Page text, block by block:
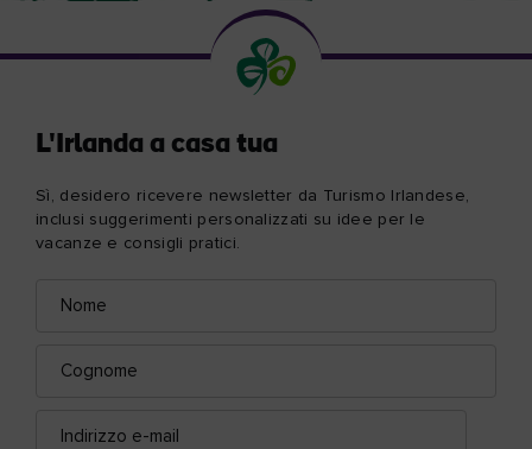
L'Irlanda a casa tua
Sì, desidero ricevere newsletter da Turismo Irlandese,
inclusi suggerimenti personalizzati su idee per le
vacanze e consigli pratici.